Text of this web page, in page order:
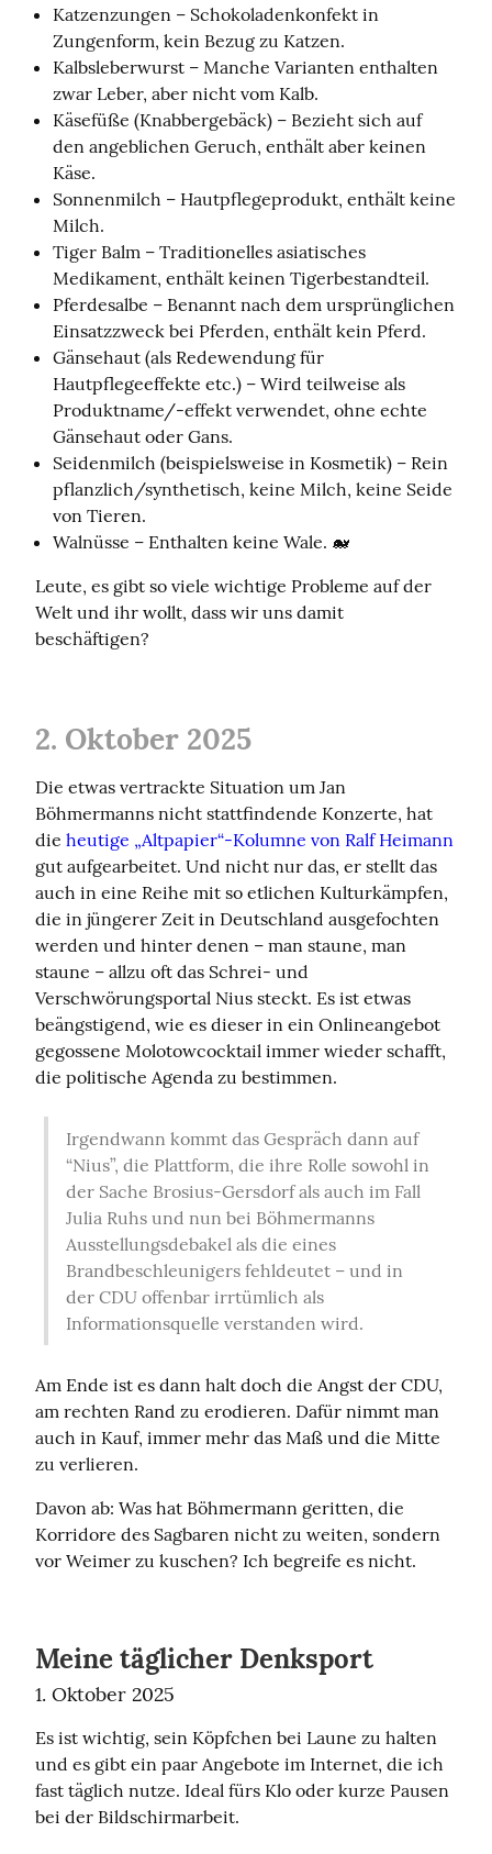
Katzenzungen – Schokoladenkonfekt in
Zungenform, kein Bezug zu Katzen.
Kalbsleberwurst – Manche Varianten enthalten
zwar Leber, aber nicht vom Kalb.
Käsefüße (Knabbergebäck) – Bezieht sich auf
den angeblichen Geruch, enthält aber keinen
Käse.
Sonnenmilch – Hautpflegeprodukt, enthält keine
Milch.
Tiger Balm – Traditionelles asiatisches
Medikament, enthält keinen Tigerbestandteil.
Pferdesalbe – Benannt nach dem ursprünglichen
Einsatzzweck bei Pferden, enthält kein Pferd.
Gänsehaut (als Redewendung für
Hautpflegeeffekte etc.) – Wird teilweise als
Produktname/-effekt verwendet, ohne echte
Gänsehaut oder Gans.
Seidenmilch (beispielsweise in Kosmetik) – Rein
pflanzlich/synthetisch, keine Milch, keine Seide
von Tieren.
Walnüsse – Enthalten keine Wale. 🐋
Leute, es gibt so viele wichtige Probleme auf der
Welt und ihr wollt, dass wir uns damit
beschäftigen?
2. Oktober 2025
Die etwas vertrackte Situation um Jan
Böhmermanns nicht stattfindende Konzerte, hat
die heutige „Altpapier“-Kolumne von Ralf Heimann
gut aufgearbeitet. Und nicht nur das, er stellt das
auch in eine Reihe mit so etlichen Kulturkämpfen,
die in jüngerer Zeit in Deutschland ausgefochten
werden und hinter denen – man staune, man
staune – allzu oft das Schrei- und
Verschwörungsportal Nius steckt. Es ist etwas
beängstigend, wie es dieser in ein Onlineangebot
gegossene Molotowcocktail immer wieder schafft,
die politische Agenda zu bestimmen.
Irgendwann kommt das Gespräch dann auf
“Nius”, die Plattform, die ihre Rolle sowohl in
der Sache Brosius-Gersdorf als auch im Fall
Julia Ruhs und nun bei Böhmermanns
Ausstellungsdebakel als die eines
Brandbeschleunigers fehldeutet – und in
der CDU offenbar irrtümlich als
Informationsquelle verstanden wird.
Am Ende ist es dann halt doch die Angst der CDU,
am rechten Rand zu erodieren. Dafür nimmt man
auch in Kauf, immer mehr das Maß und die Mitte
zu verlieren.
Davon ab: Was hat Böhmermann geritten, die
Korridore des Sagbaren nicht zu weiten, sondern
vor Weimer zu kuschen? Ich begreife es nicht.
Meine täglicher Denksport
1. Oktober 2025
Es ist wichtig, sein Köpfchen bei Laune zu halten
und es gibt ein paar Angebote im Internet, die ich
fast täglich nutze. Ideal fürs Klo oder kurze Pausen
bei der Bildschirmarbeit.